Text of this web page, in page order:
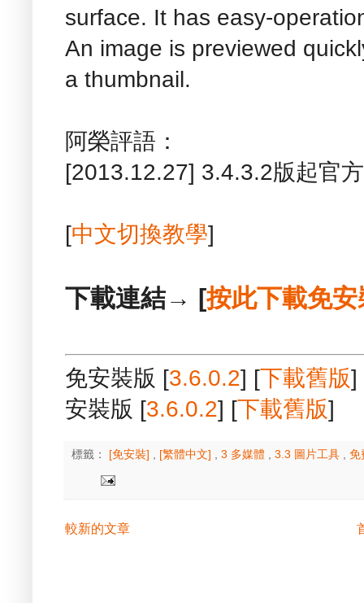
surface. It has easy-
An image is previewed
a thumbnail.
阿榮評語：
[2013.12.27] 3.4.3.2版起官
[中文切換教學]
下載連結→ [按此下載免
免安裝版 [3.6.0.2] [下載舊版]
安裝版 [3.6.0.2] [下載舊版]
標籤： [免安裝] [繁體中文] 3 多媒體 3.3 圖片工具 免
較新的文章